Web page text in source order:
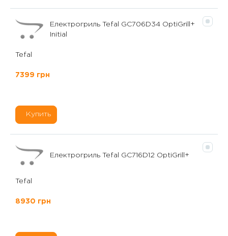
Електрогриль Tefal GC706D34 OptiGrill+
Initial
Tefal
7399 грн
Купить
Електрогриль Tefal GC716D12 OptiGrill+
Tefal
8930 грн